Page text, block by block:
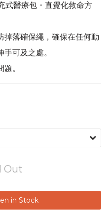
醫療包・直覺化救命方
掉落確保繩，確保在任何動
可及之處。
。
Out
in Stock